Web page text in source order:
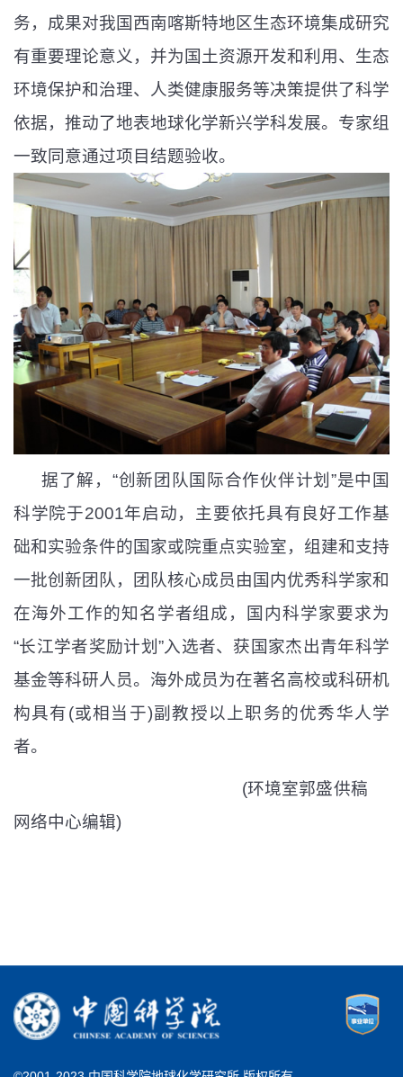
务，成果对我国西南喀斯特地区生态环境集成研究
有重要理论意义，并为国土资源开发和利用、生态
环境保护和治理、人类健康服务等决策提供了科学
依据，推动了地表地球化学新兴学科发展。专家组
一致同意通过项目结题验收。
据了解，“创新团队国际合作伙伴计划”是中国
科学院于2001年启动，主要依托具有良好工作基
础和实验条件的国家或院重点实验室，组建和支持
一批创新团队，团队核心成员由国内优秀科学家和
在海外工作的知名学者组成，国内科学家要求为
“长江学者奖励计划 ”入选者、获国家杰出青年科学
基金等科研人员。海外成员为在著名高校或科研机
构具有(或相当于)副教授以上职务的优秀华人学
者。
(环境室郭盛供稿
网络中心编辑)